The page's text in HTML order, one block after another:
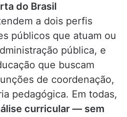
do Brasil
a dois perfis
públicos que atuam ou
pública, e
que buscam
de coordenação,
pedagógica. Em todas,
curricular — sem